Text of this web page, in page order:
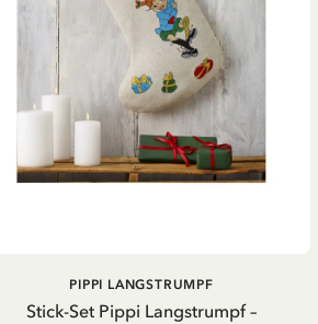
IN DEN WARENKORB
Stick-Set Pippi Langstrumpf –
PIPPI LANGSTRUMPF